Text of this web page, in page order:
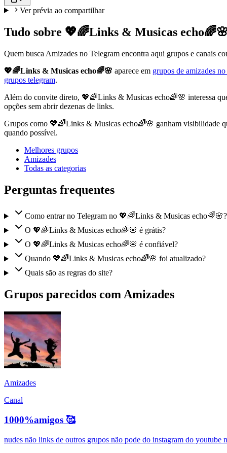
Ver prévia ao compartilhar
Tudo sobre 💖🌈Links & Musicas echo🌈🌸
Quem busca Amizades no Telegram encontra aqui grupos e canais
💖🌈Links & Musicas echo🌈🌸 aparece em grupos de amizades
grupos telegram.
Além do convite direto, 💖🌈Links & Musicas echo🌈🌸 interessa
opções sem abrir dezenas de links.
Grupos como 💖🌈Links & Musicas echo🌈🌸 ganham visibilidade
quando possível.
Melhores grupos
Amizades
Todas as categorias
Perguntas frequentes
Como entrar no Telegram no 💖🌈Links & Musicas echo🌈🌸?
O 💖🌈Links & Musicas echo🌈🌸 é grátis?
O 💖🌈Links & Musicas echo🌈🌸 é confiável?
Quando 💖🌈Links & Musicas echo🌈🌸 foi atualizado?
Quais são as regras do site?
Grupos parecidos com Amizades
Amizades
Canal
1000%amigos 🥰
nudes não links de outros grupos não pode do instagram do